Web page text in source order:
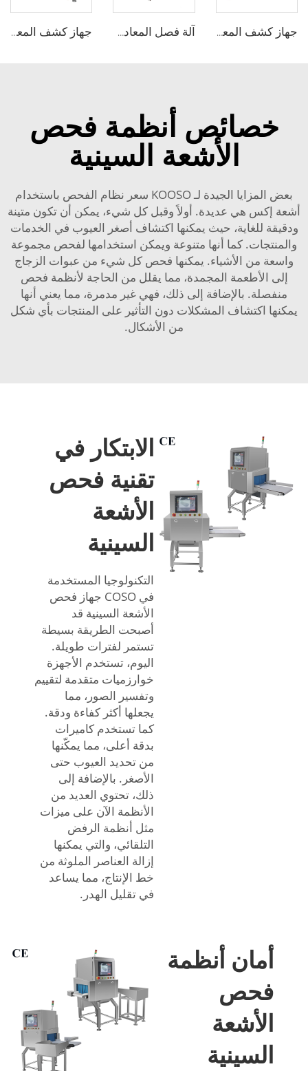
جهاز كشف المعادن AEC500D عالي الحساسية آلة فصل المعادن البلاستيكية المعاد تدويرها بنظام الجاذبية للبيع جهاز كشف المعادن بناقل حزامي أوتوماتيكي لصناعة الأغذية
خصائص أنظمة فحص
الأشعة السينية
بعض المزايا الجيدة لـ KOOSO
سعر نظام الفحص باستخدام
أشعة إكس هي عديدة. أولاً وقبل كل شيء، يمكن أن تكون متينة
ودقيقة للغاية، حيث يمكنها اكتشاف أصغر العيوب في الخدمات
والمنتجات. كما أنها متنوعة ويمكن استخدامها لفحص مجموعة
واسعة من الأشياء. يمكنها فحص كل شيء من عبوات الزجاج
إلى الأطعمة المجمدة، مما يقلل من الحاجة لأنظمة فحص
منفصلة. بالإضافة إلى ذلك، فهي غير مدمرة، مما يعني أنها
يمكنها اكتشاف المشكلات دون التأثير على المنتجات بأي شكل
من الأشكال.
الابتكار في
تقنية فحص
الأشعة
السينية
التكنولوجيا المستخدمة
في COSO
جهاز فحص
الأشعة السينية قد
أصبحت الطريقة بسيطة
تستمر لفترات طويلة.
اليوم، تستخدم الأجهزة
خوارزميات متقدمة لتقييم
وتفسير الصور، مما
يجعلها أكثر كفاءة ودقة.
كما تستخدم كاميرات
بدقة أعلى، مما يمكّنها
من تحديد العيوب حتى
الأصغر. بالإضافة إلى
ذلك، تحتوي العديد من
الأنظمة الآن على ميزات
مثل أنظمة الرفض
التلقائي، والتي يمكنها
إزالة العناصر الملوثة من
خط الإنتاج، مما يساعد
في تقليل الهدر.
أمان أنظمة
فحص
الأشعة
السينية